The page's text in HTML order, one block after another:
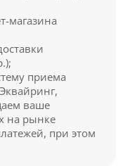
магазина
приема
ваше
на рынке
при этом